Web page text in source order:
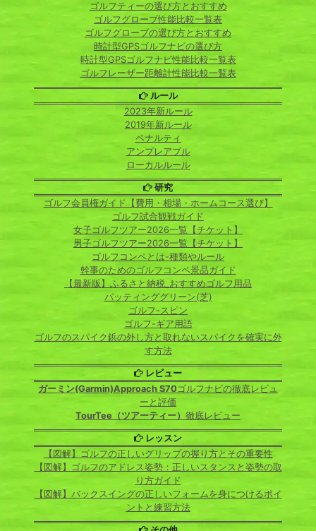
ゴルフティーの選び方とおすすめ
ゴルフグローブ性能比較一覧表
ゴルフグローブの選び方とおすすめ
時計型GPSゴルフナビの選び方
時計型GPSゴルフナビ性能比較一覧表
ゴルフレーザー距離計性能比較一覧表
ルール
2023年新ルール
2019年新ルール
ペナルティ
アンプレアブル
ローカルルール
研究
ゴルフ会員権ガイド【費用・相場・ホームコース選び】
ゴルフ試合観戦ガイド
女子ゴルフツアー2026一覧【チケット】
男子ゴルフツアー2026一覧【チケット】
ゴルフコンペとは-種類やルール
幹事のためのゴルフコンペ景品ガイド
【最新版】ふるさと納税_おすすめゴルフ用品
パッティンググリーン(芝)
ゴルフ-スピン
ゴルフ-ギア用語
ゴルフのスパイク鋲の外し方と取れないスパイクを確実に外
す方法
レビュー
ガーミン(Garmin)Approach S70ゴルフナビの徹底レビュ
ーと評価
TourTee（ツアーティー） 徹底レビュー
レッスン
【図解】ゴルフの正しいグリップの握り方とその重要性
【図解】ゴルフのアドレス姿勢：正しいスタンスと姿勢の取
り方ガイド
【図解】バックスイングの正しいフォームを身につけるポイ
ントと練習方法